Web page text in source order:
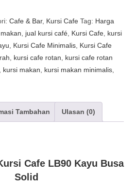
Cafe & Bar, Kursi Cafe Tag: Harga
jual kursi café Kursi Cafe kursi
Kursi Cafe Minimalis Kursi Cafe
kursi cafe rotan
kursi cafe rotan
kursi makan kursi makan minimalis
Tambahan Ulasan (0)
Cafe LB90 Kayu Busa
Solid